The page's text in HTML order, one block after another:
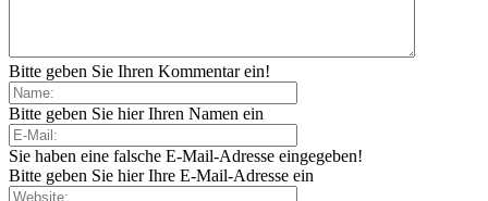
Bitte geben Sie Ihren Kommentar ein!
Bitte geben Sie hier Ihren Namen ein
Sie haben eine falsche E-Mail-Adresse eingegeben!
Bitte geben Sie hier Ihre E-Mail-Adresse ein